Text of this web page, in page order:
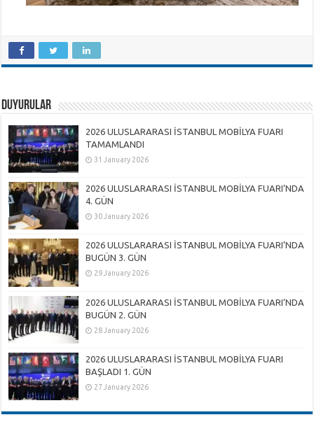
DUYURULAR
2026 ULUSLARARASI İSTANBUL MOBİLYA FUARI
TAMAMLANDI
31 January 2026
2026 ULUSLARARASI İSTANBUL MOBİLYA FUARI’NDA
4. GÜN
30 January 2026
2026 ULUSLARARASI İSTANBUL MOBİLYA FUARI’NDA
BUGÜN 3. GÜN
29 January 2026
2026 ULUSLARARASI İSTANBUL MOBİLYA FUARI’NDA
BUGÜN 2. GÜN
28 January 2026
2026 ULUSLARARASI İSTANBUL MOBİLYA FUARI
BAŞLADI 1. GÜN
27 January 2026